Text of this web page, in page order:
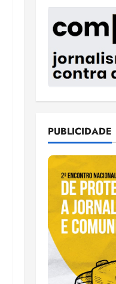
PUBLICIDADE